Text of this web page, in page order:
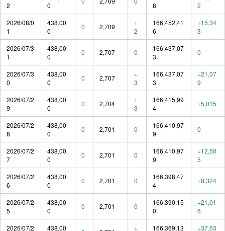
2
0
8
2
2026/08/0
1
438,00
0
0 2,709
+
2
166,452,41
6
+15,34
3
2026/07/3
1
438,00
0
0 2,707 0
166,437,07
3
0
2026/07/3
0
438,00
0
0 2,707
+
3
166,437,07
3
+21,07
9
2026/07/2
9
438,00
0
0 2,704
+
3
166,415,99
4
+5,015
2026/07/2
8
438,00
0
0 2,701 0
166,410,97
9
0
2026/07/2
7
438,00
0
0 2,701 0
166,410,97
9
+12,50
5
2026/07/2
6
438,00
0
0 2,701 0
166,398,47
4
+8,324
2026/07/2
5
438,00
0
0 2,701 0
166,390,15
0
+21,01
6
2026/07/2
438,00 + 166,369,13 +37,63